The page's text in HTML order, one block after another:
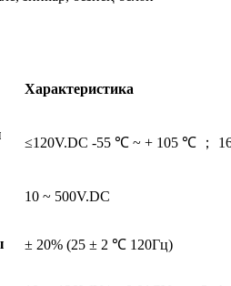
Характеристика
≤120V.DC -55 ℃ ~ + 105 ℃ ；
10 ~ 500V.DC
± 20% (25 ± 2 ℃ 120Гц)